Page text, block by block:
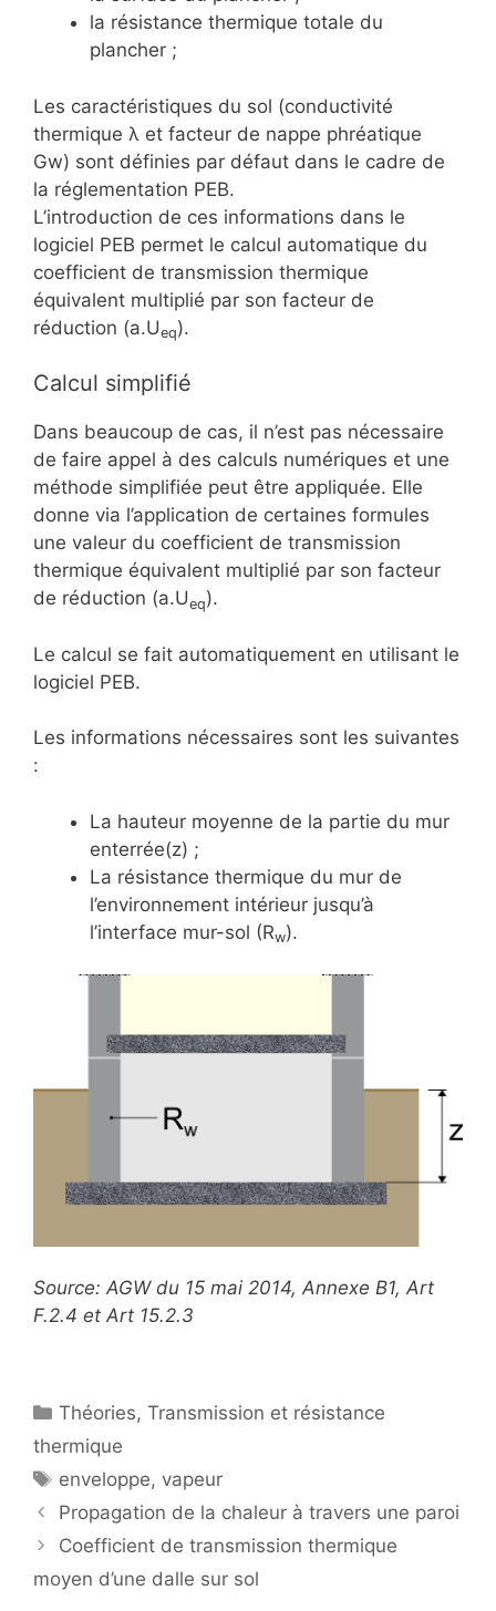
la résistance thermique totale du
plancher ;
Les caractéristiques du sol (conductivité
thermique λ et facteur de nappe phréatique
Gw) sont définies par défaut dans le cadre de
la réglementation PEB.
L’introduction de ces informations dans le
logiciel PEB permet le calcul automatique du
coefficient de transmission thermique
équivalent multiplié par son facteur de
réduction (a.Ueq).
Calcul simplifié
Dans beaucoup de cas, il n’est pas nécessaire
de faire appel à des calculs numériques et une
méthode simplifiée peut être appliquée. Elle
donne via l’application de certaines formules
une valeur du coefficient de transmission
thermique équivalent multiplié par son facteur
de réduction (a.Ueq).
Le calcul se fait automatiquement en utilisant le
logiciel PEB.
Les informations nécessaires sont les suivantes
:
La hauteur moyenne de la partie du mur
enterrée(z) ;
La résistance thermique du mur de
l’environnement intérieur jusqu’à
l’interface mur-sol (Rw).
Source: AGW du 15 mai 2014, Annexe B1, Art
F.2.4 et Art 15.2.3
Catégories
Théories,Transmission et résistance
thermique
Étiquettes
enveloppe, vapeur
Propagation de la chaleur à travers une paroi
Coefficient de transmission thermique
moyen d’une dalle sur sol